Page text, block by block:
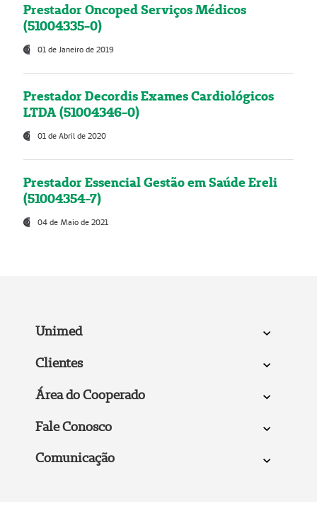
Prestador Oncoped Serviços Médicos
(51004335-0)
01 de Janeiro de 2019
Prestador Decordis Exames Cardiológicos
LTDA (51004346-0)
01 de Abril de 2020
Prestador Essencial Gestão em Saúde Ereli
(51004354-7)
04 de Maio de 2021
Unimed
Clientes
Área do Cooperado
Fale Conosco
Comunicação